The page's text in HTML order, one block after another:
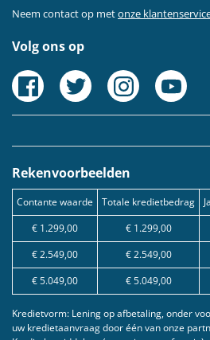
Neem contact op metonze
Volg ons op
Rekenvoorbeelden
Contante waarde Totale kredietbedrag
€ 1.299,00
€ 1.299,00
€ 2.549,00
€ 2.549,00
€ 5.049,00
€ 5.049,00
Kredietvorm: Lening op afbetaling, onder
uw kredietaanvraag door één van onze